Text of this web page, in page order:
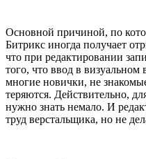
Основной причиной, по
Битрикс иногда получает
что при редактировании
того, что ввод в визуальном
многие новички, не
теряются. Действительно,
нужно знать немало. И
труд верстальщика, но не